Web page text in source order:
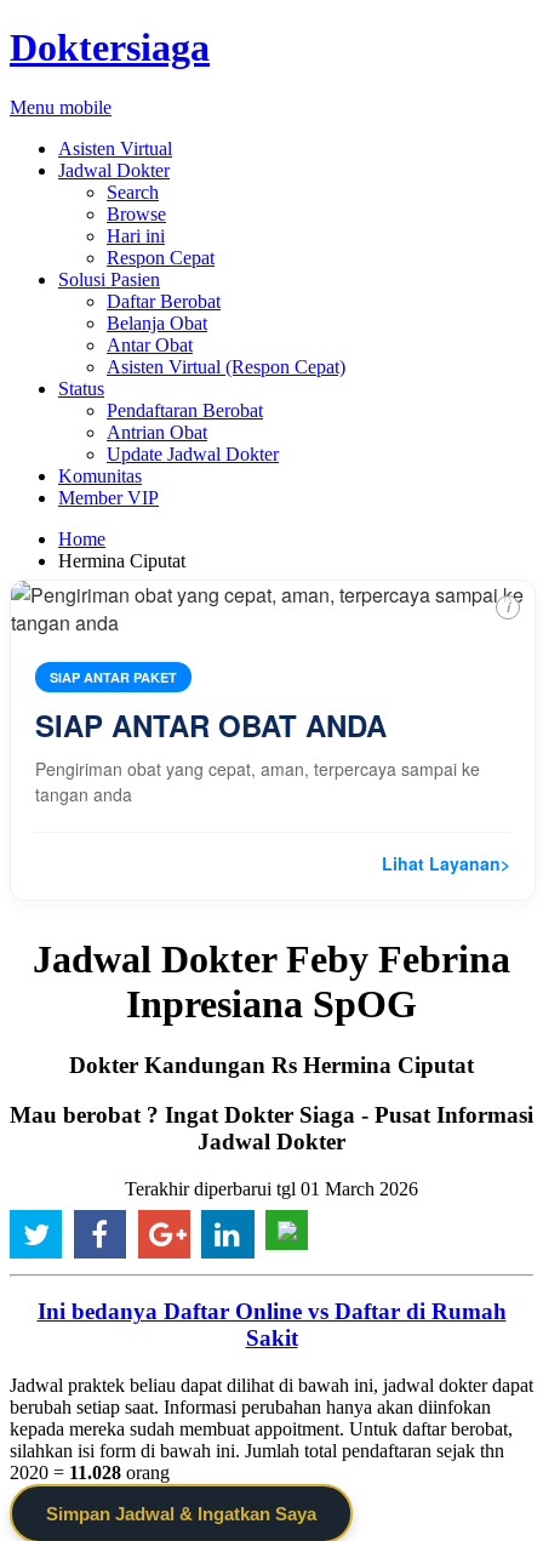
Doktersiaga
Menu mobile
Asisten Virtual
Jadwal Dokter
Search
Browse
Hari ini
Respon Cepat
Solusi Pasien
Daftar Berobat
Belanja Obat
Antar Obat
Asisten Virtual (Respon Cepat)
Status
Pendaftaran Berobat
Antrian Obat
Update Jadwal Dokter
Komunitas
Member VIP
Home
Hermina Ciputat
SIAP ANTAR PAKET
SIAP ANTAR OBAT ANDA
Pengiriman obat yang cepat, aman, terpercaya sampai ke
tangan anda
Lihat Layanan>
i
Jadwal Dokter Feby Febrina
Inpresiana SpOG
Dokter Kandungan Rs Hermina Ciputat
Mau berobat ? Ingat Dokter Siaga - Pusat Informasi
Jadwal Dokter
Terakhir diperbarui tgl 01 March 2026
Ini bedanya Daftar Online vs Daftar di Rumah
Sakit
Jadwal praktek beliau dapat dilihat di bawah ini, jadwal dokter dapat
berubah setiap saat. Informasi perubahan hanya akan diinfokan
kepada mereka sudah membuat appoitment. Untuk daftar berobat,
silahkan isi form di bawah ini. Jumlah total pendaftaran sejak thn
2020 = 11.028 orang
Simpan Jadwal & Ingatkan Saya